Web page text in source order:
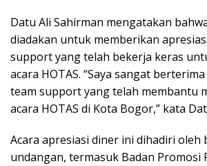
Datu Ali Sahirman mengatakan
diadakan untuk memberikan
support yang telah bekerja keras
acara HOTAS. “Saya sangat
team support yang telah membantu
acara HOTAS di Kota Bogor,” kata
Acara apresiasi diner ini dihadiri oleh
undangan, termasuk Badan Promosi